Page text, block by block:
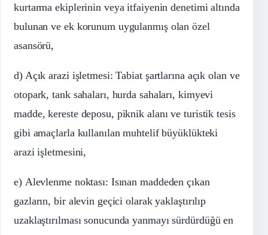
kurtarma ekiplerinin veya itfaiyenin denetimi altında
bulunan ve ek korunum uygulanmış olan özel
asansörü,
d) Açık arazi işletmesi: Tabiat şartlarına açık olan ve
otopark, tank sahaları, hurda sahaları, kimyevi
madde, kereste deposu, piknik alanı ve turistik tesis
gibi amaçlarla kullanılan muhtelif büyüklükteki
arazi işletmesini,
e) Alevlenme noktası: Isınan maddeden çıkan
gazların, bir alevin geçici olarak yaklaştırılıp
uzaklaştırılması sonucunda yanmayı sürdürdüğü en